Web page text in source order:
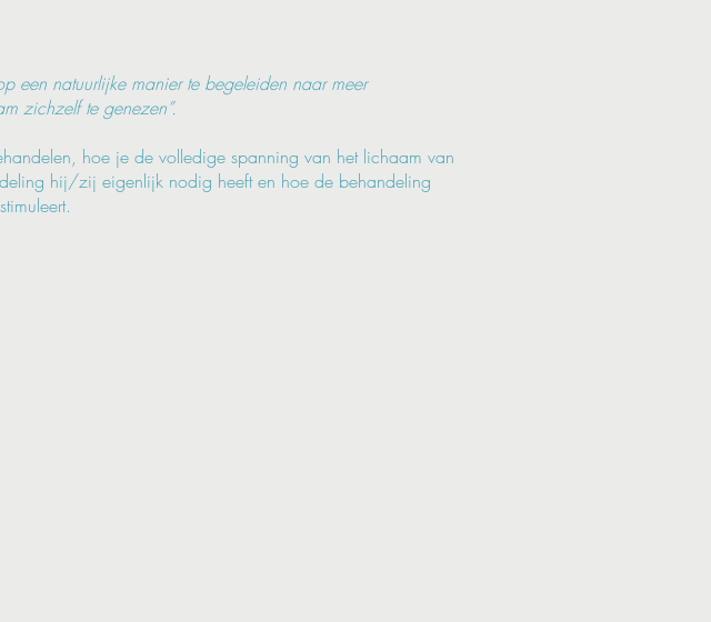
een natuurlijke manier te begeleiden naar meer
zichzelf te genezen”.
hoe je de volledige spanning van het lichaam van
hij/zij eigenlijk nodig heeft en hoe de behandeling